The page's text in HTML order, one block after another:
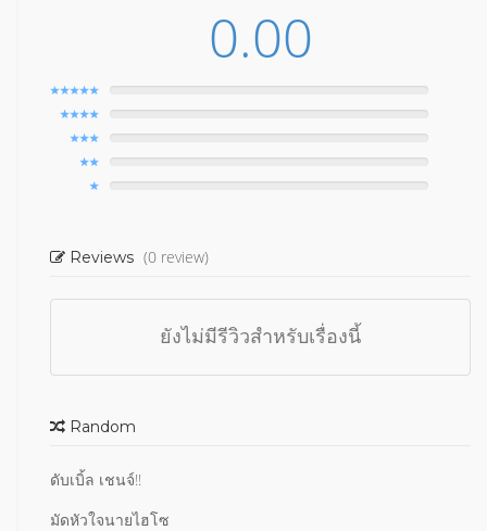
0.00
Reviews (0 review)
ยังไม่มีรีวิวสำหรับเรื่องนี้
Random
ดับเบิ้ล เชนจ์!!
มัดหัวใจนายไฮโซ